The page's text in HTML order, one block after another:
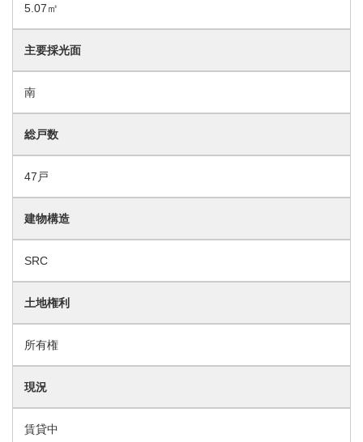
5.07㎡
主要採光面
南
総戸数
47戸
建物構造
SRC
土地権利
所有権
現況
賃貸中